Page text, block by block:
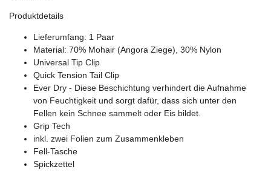
Produktdetails
Lieferumfang: 1 Paar
Material: 70% Mohair (Angora Ziege), 30% Nylon
Universal Tip Clip
Quick Tension Tail Clip
Ever Dry - Diese Beschichtung verhindert die Aufnahme
von Feuchtigkeit und sorgt dafür, dass sich unter den
Fellen kein Schnee sammelt oder Eis bildet.
Grip Tech
inkl. zwei Folien zum Zusammenkleben
Fell-Tasche
Spickzettel